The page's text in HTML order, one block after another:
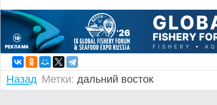
Назад Метки: дальний восток